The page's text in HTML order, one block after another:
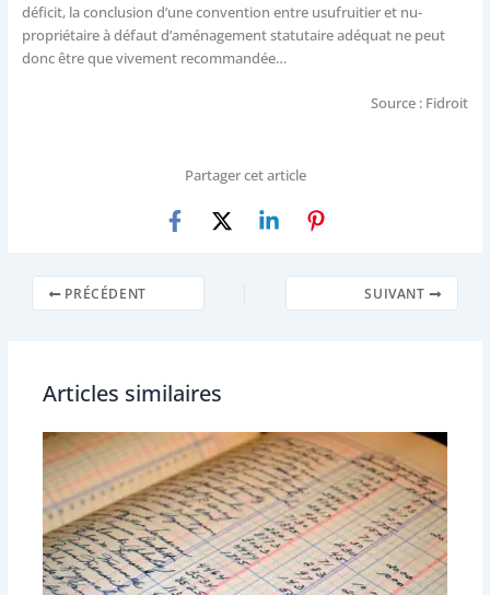
déficit, la conclusion d’une convention entre usufruitier et nu-
propriétaire à défaut d’aménagement statutaire adéquat ne peut
donc être que vivement recommandée…
Source : Fidroit
Partager cet article
PRÉCÉDENT SUIVANT
Articles similaires